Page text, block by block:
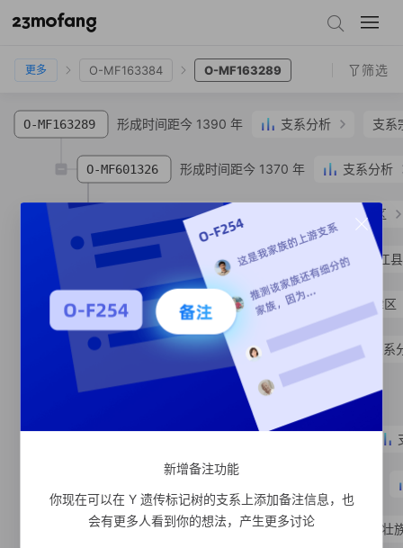
O-Z23790
更多 O-MF163384 O-MF163289 筛选
O-MF163289 形成时间距今 1390 年 支系分析 支系
O-MF601326 形成时间距今 1370 年 支系分析
O-Y176471龙** 湖南省 永州市 零陵区
O-MF362295李**汉族 湖南省 岳阳市 平江县
O-MV85066 谷** 汉族重庆市 市辖区 江津区
O-MF164287 形成时间距今 1350 年 支系
SNP
O-FT143513龙** 广西壮
新增备注功能
你现在可以在 Y 遗传标记树的支系上添加备注信息，也
会有更多人看到你的想法，产生更多讨论